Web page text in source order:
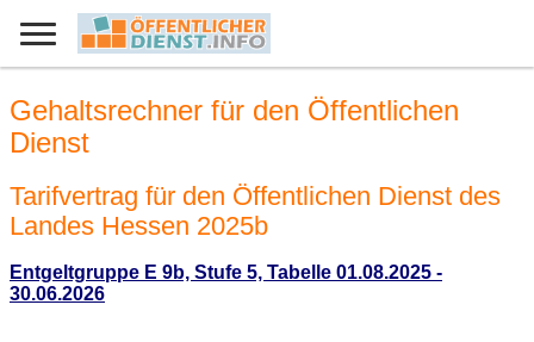
Gehaltsrechner für den Öffentlichen
Dienst
Tarifvertrag für den Öffentlichen Dienst des
Landes Hessen 2025b
Entgeltgruppe E 9b, Stufe 5, Tabelle 01.08.2025 -
30.06.2026